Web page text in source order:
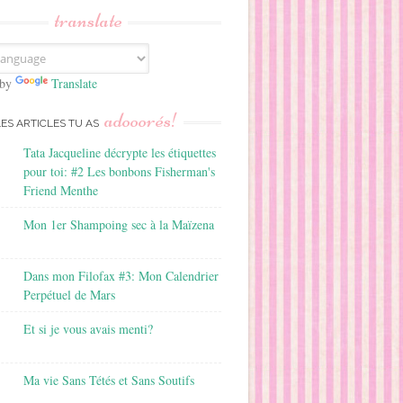
translate
Translate
ARTICLES TU AS adooorés!
Tata Jacqueline décrypte les étiquettes
pour toi: #2 Les bonbons Fisherman's
Friend Menthe
Mon 1er Shampoing sec à la Maïzena
Dans mon Filofax #3: Mon Calendrier
Perpétuel de Mars
Et si je vous avais menti?
Ma vie Sans Tétés et Sans Soutifs